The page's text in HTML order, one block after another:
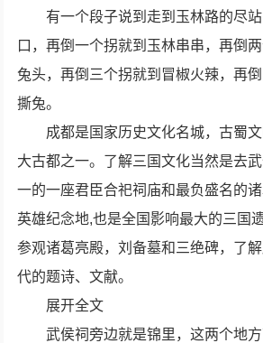
有一个段子说到走到玉林路的尽站
口，再倒一个拐就到玉林串串，再倒
兔头，再倒三个拐就到冒椒火辣，再
撕兔。
成都是国家历史文化名城，古蜀
大古都之一。了解三国文化当然是去
一的一座君臣合祀祠庙和最负盛名的
英雄纪念地,也是全国影响最大的三国
参观诸葛亮殿，刘备墓和三绝碑，了
代的题诗、文献。
展开全文
武侯祠旁边就是锦里，这两个地